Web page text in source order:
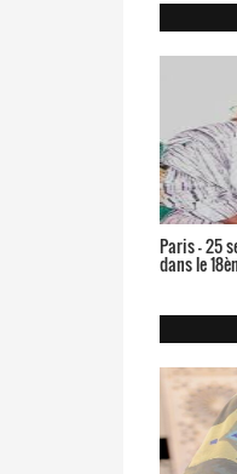
Paris – 25
dans le